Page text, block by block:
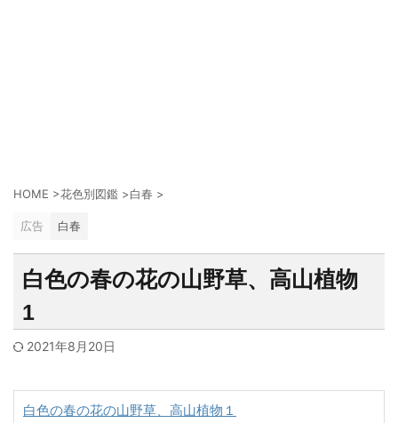
HOME >花色別図鑑 >白春 >
広告 白春
白色の春の花の山野草、高山植物
1
2021年8月20日
白色の春の花の山野草、高山植物１